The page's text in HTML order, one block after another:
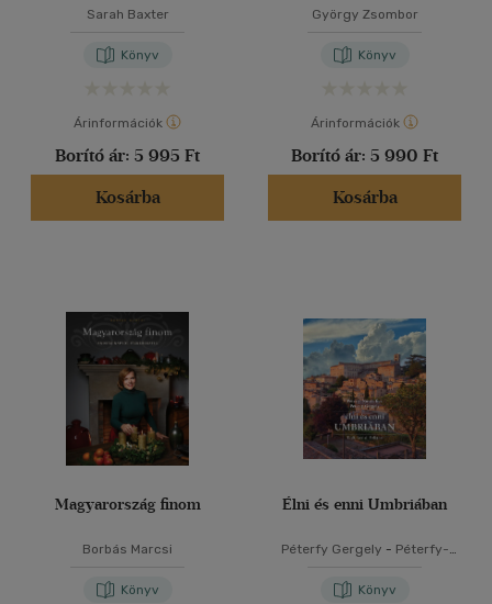
Sarah Baxter
Könyv
Árinformációk
Borító ár: 5 995 Ft
Kosárba
György Zsombor
Könyv
Árinformációk
Borító ár: 5 990 Ft
Kosárba
Magyarország finom
Borbás Marcsi
Könyv
Élni és enni Umbriában
Péterfy Gergely - Péterfy-
Könyv